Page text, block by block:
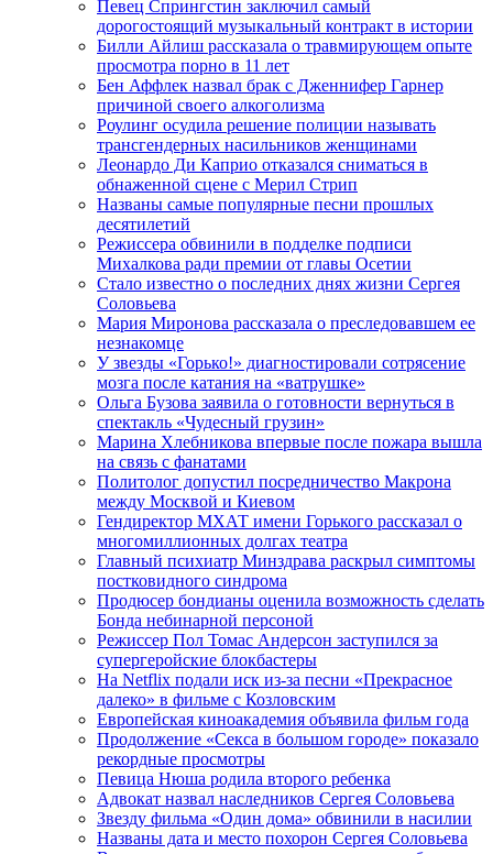
Певец Спрингстин заключил самый
дорогостоящий музыкальный контракт в истории
Билли Айлиш рассказала о травмирующем опыте
просмотра порно в 11 лет
Бен Аффлек назвал брак с Дженнифер Гарнер
причиной своего алкоголизма
Роулинг осудила решение полиции называть
трансгендерных насильников женщинами
Леонардо Ди Каприо отказался сниматься в
обнаженной сцене с Мерил Стрип
Названы самые популярные песни прошлых
десятилетий
Режиссера обвинили в подделке подписи
Михалкова ради премии от главы Осетии
Стало известно о последних днях жизни Сергея
Соловьева
Мария Миронова рассказала о преследовавшем ее
незнакомце
У звезды «Горько!» диагностировали сотрясение
мозга после катания на «ватрушке»
Ольга Бузова заявила о готовности вернуться в
спектакль «Чудесный грузин»
Марина Хлебникова впервые после пожара вышла
на связь с фанатами
Политолог допустил посредничество Макрона
между Москвой и Киевом
Гендиректор МХАТ имени Горького рассказал о
многомиллионных долгах театра
Главный психиатр Минздрава раскрыл симптомы
постковидного синдрома
Продюсер бондианы оценила возможность сделать
Бонда небинарной персоной
Режиссер Пол Томас Андерсон заступился за
супергеройские блокбастеры
На Netflix подали иск из-за песни «Прекрасное
далеко» в фильме с Козловским
Европейская киноакадемия объявила фильм года
Продолжение «Секса в большом городе» показало
рекордные просмотры
Певица Нюша родила второго ребенка
Адвокат назвал наследников Сергея Соловьева
Звезду фильма «Один дома» обвинили в насилии
Названы дата и место похорон Сергея Соловьева